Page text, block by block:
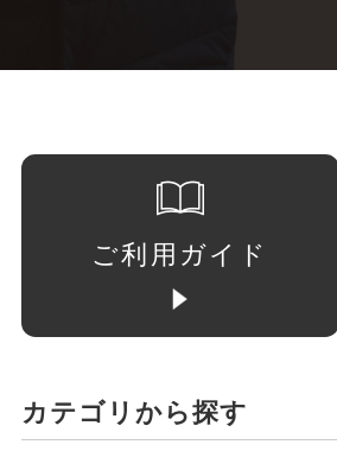
ご利用ガイド
カテゴリから探す